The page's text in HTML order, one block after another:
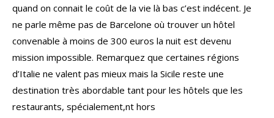
quand on connait le coût de la vie là bas c’est indécent. Je
ne parle même pas de Barcelone où trouver un hôtel
convenable à moins de 300 euros la nuit est devenu
mission impossible. Remarquez que certaines régions
d’Italie ne valent pas mieux mais la Sicile reste une
destination très abordable tant pour les hôtels que les
restaurants, spécialement,nt hors